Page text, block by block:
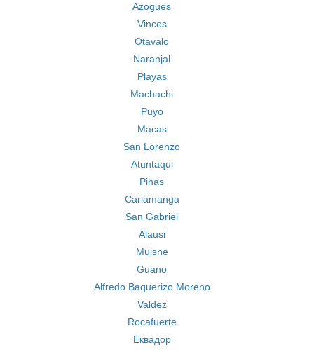
Azogues
Vinces
Otavalo
Naranjal
Playas
Machachi
Puyo
Macas
San Lorenzo
Atuntaqui
Pinas
Cariamanga
San Gabriel
Alausi
Muisne
Guano
Alfredo Baquerizo Moreno
Valdez
Rocafuerte
Еквадор